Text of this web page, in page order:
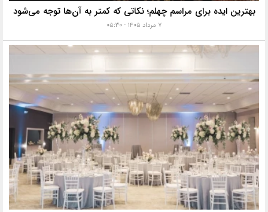
بهترین ایده برای مراسم چهلم؛ نکاتی که کمتر به آن‌ها توجه می‌شود
۷ مرداد ۱۴۰۵ - ۰۵:۳۰